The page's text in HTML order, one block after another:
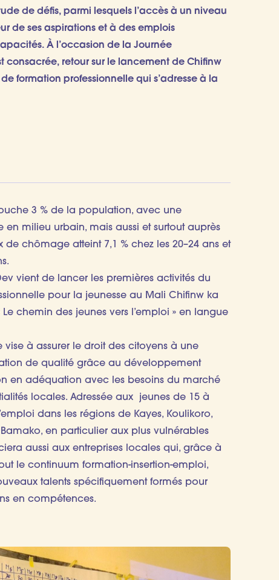
de défis, parmi lesquels l’accès à un niveau
de ses aspirations et à des emplois
À l’occasion de la Journée
consacrée, retour sur le lancement de Chifinw
formation professionnelle qui s’adresse à la
3 % de la population, avec une
en milieu urbain, mais aussi et surtout auprès
de chômage atteint 7,1 % chez les 20–24 ans et
vient de lancer les premières activités du
pour la jeunesse au Mali Chifinw ka
chemin des jeunes vers l’emploi » en langue
vise à assurer le droit des citoyens à une
de qualité grâce au développement
en adéquation avec les besoins du marché
locales. Adressée aux jeunes de 15 à
dans les régions de Kayes, Koulikoro,
Bamako, en particulier aux plus vulnérables
aussi aux entreprises locales qui, grâce à
le continuum formation-insertion-emploi,
talents spécifiquement formés pour
en compétences.